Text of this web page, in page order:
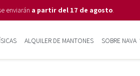
enviarán a partir del 17 de agosto.
ALQUILER DE MANTONES SOBRE NAVA